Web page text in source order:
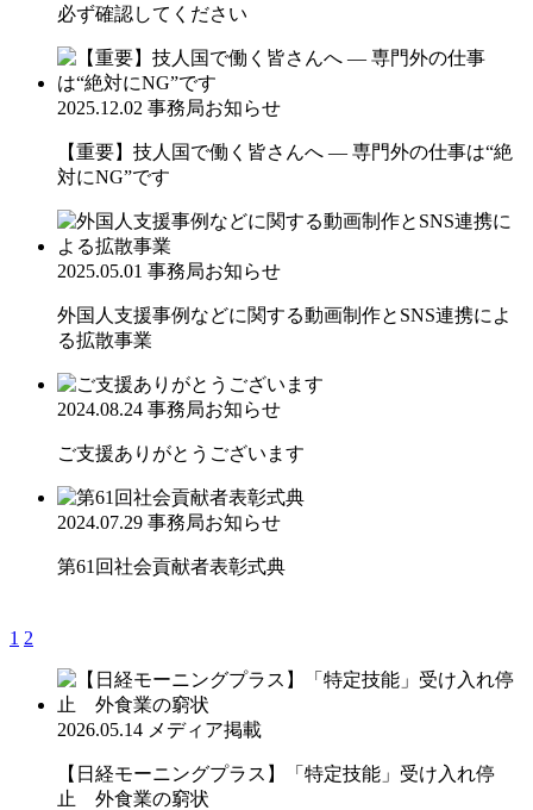
必ず確認してください
2025.12.02 事務局お知らせ
【重要】技人国で働く皆さんへ ― 専門外の仕事は“絶
対にNG”です
2025.05.01 事務局お知らせ
外国人支援事例などに関する動画制作とSNS連携によ
る拡散事業
2024.08.24 事務局お知らせ
ご支援ありがとうございます
2024.07.29 事務局お知らせ
第61回社会貢献者表彰式典
1 2
2026.05.14 メディア掲載
【日経モーニングプラス】「特定技能」受け入れ停
止 外食業の窮状